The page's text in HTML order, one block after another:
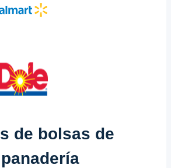
de bolsas de
panadería